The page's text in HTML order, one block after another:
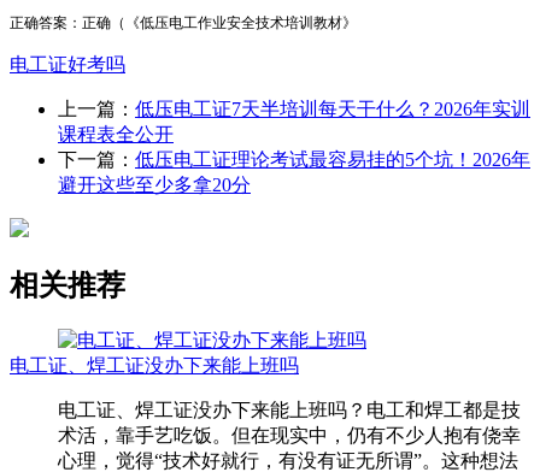
正确答案：正确（《低压电工作业安全技术培训教材》
电工证好考吗
上一篇： 低压电工证7天半培训每天干什么？2026年实训
课程表全公开
下一篇： 低压电工证理论考试最容易挂的5个坑！2026年
避开这些至少多拿20分
相关推荐
电工证、焊工证没办下来能上班吗
电工证、焊工证没办下来能上班吗？电工和焊工都是技
术活，靠手艺吃饭。但在现实中，仍有不少人抱有侥幸
心理，觉得“技术好就行，有没有证无所谓”。这种想法